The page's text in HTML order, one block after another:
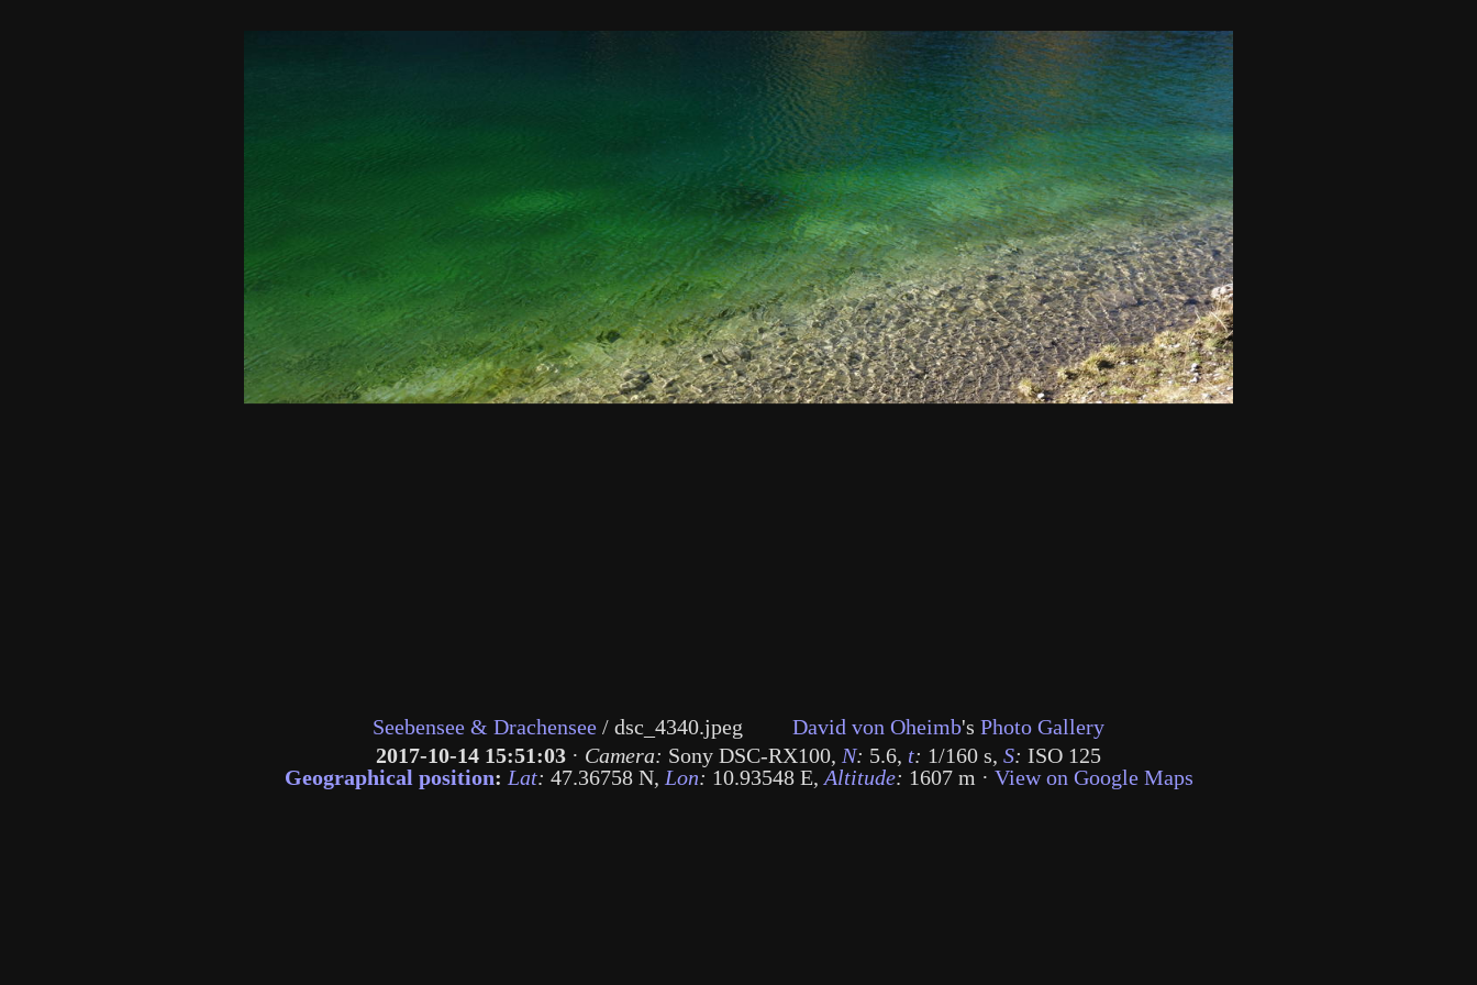
Seebensee & Drachensee / dsc_4340.jpeg David von Oheimb's Photo Gallery
2017-10-14 15:51:03 · Camera: Sony DSC-RX100, N: 5.6, t: 1/160 s, S: ISO 125
Geographical position: Lat: 47.36758 N, Lon: 10.93548 E, Altitude: 1607 m · View on Google Maps